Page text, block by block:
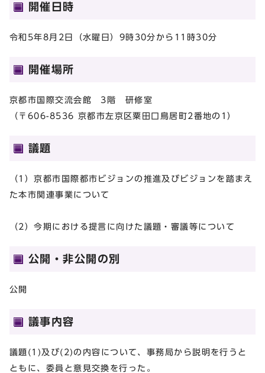
開催日時
令和5年8月2日（水曜日）9時30分から11時30分
開催場所
京都市国際交流会館 3階 研修室
（〒606-8536 京都市左京区粟田口鳥居町2番地の1）
議題
（1）京都市国際都市ビジョンの推進及びビジョンを踏まえ
た本市関連事業について
（2）今期における提言に向けた議題・審議等について
公開・非公開の別
公開
議事内容
議題(1)及び(2)の内容について、事務局から説明を行うと
ともに、委員と意見交換を行った。